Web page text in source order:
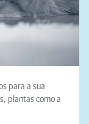
para a sua
plantas como a